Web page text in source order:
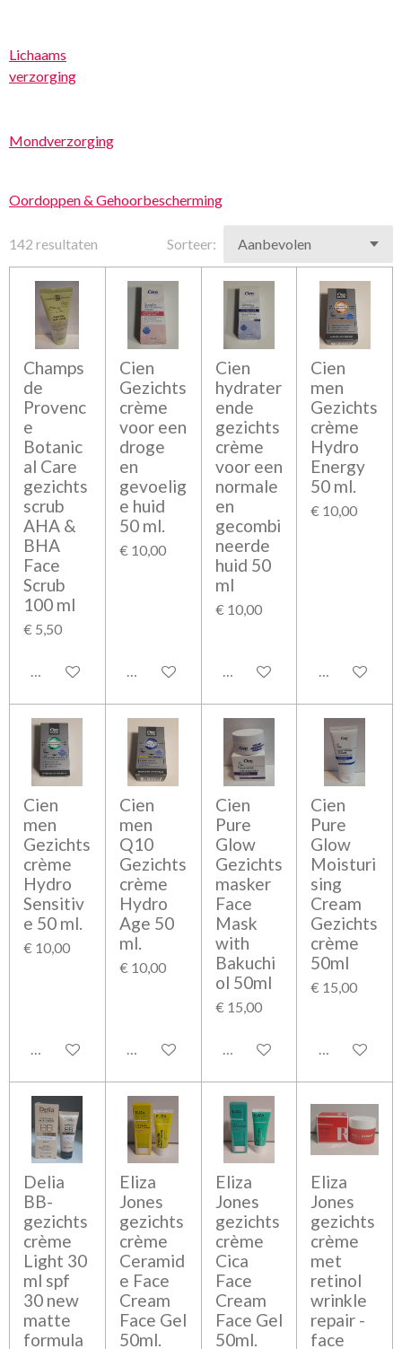
Lichaams
verzorging
Mondverzorging
Oordoppen & Gehoorbescherming
142 resultaten Sorteer:
Champs
de
Provenc
e
Botanic
al Care
gezichts
scrub
AHA &
BHA
Face
Scrub
100 ml
€ 5,50
Bekijk details
Cien
Gezichts
crème
voor een
droge
en
gevoelig
e huid
50 ml.
€ 10,00
Bekijk details
Cien
hydrater
ende
gezichts
crème
voor een
normale
en
gecombi
neerde
huid 50
ml
€ 10,00
Bekijk details
Cien
men
Gezichts
crème
Hydro
Energy
50 ml.
€ 10,00
Bekijk details
Cien
men
Gezichts
crème
Hydro
Sensitiv
e 50 ml.
€ 10,00
Bekijk details
Cien
men
Q10
Gezichts
crème
Hydro
Age 50
ml.
€ 10,00
Bekijk details
Cien
Pure
Glow
Gezichts
masker
Face
Mask
with
Bakuchi
ol 50ml
€ 15,00
Bekijk details
Cien
Pure
Glow
Moisturi
sing
Cream
Gezichts
crème
50ml
€ 15,00
Bekijk details
Delia
BB-
gezichts
crème
Light 30
ml spf
30 new
matte
formula
Eliza
Jones
gezichts
crème
Ceramid
e Face
Cream
Face Gel
50ml.
Eliza
Jones
gezichts
crème
Cica
Face
Cream
Face Gel
50ml.
Eliza
Jones
gezichts
crème
met
retinol
wrinkle
repair -
face